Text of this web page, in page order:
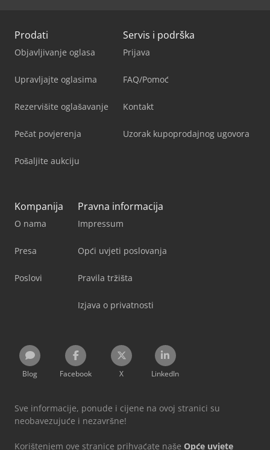
Prodati
Objavljivanje oglasa
Upravljajte oglasima
Rezervišite oglašavanje
Pečat povjerenja
Pošaljite aukciju
Servis i podrška
Prijava
FAQ/Pomoć
Kontakt
Uzorak kupoprodajnog ugovora
Kompanija
O nama
Presa
Poslovi
Pravna informacija
Impressum
Opći uvjeti poslovanja
Pravila tržišta
Izjava o privatnosti
Blog Facebook X LinkedIn
Sve informacije, ponude i cijene na ovoj stranici su
neobavezujuće i nezavršne!
Korištenjem ove stranice prihvaćate naše Opće uvjete